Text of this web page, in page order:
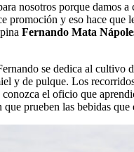
nosotros porque damos a
promoción y eso hace que
Fernando Mata
se dedica al cultivo
y de pulque. Los
el oficio que
prueben las bebidas que